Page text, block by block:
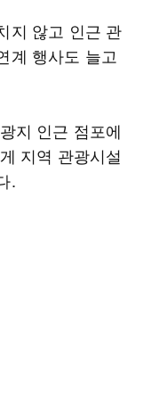
지 않고 인근 관
계 행사도 늘고
지 인근 점포에
지역 관광시설
.